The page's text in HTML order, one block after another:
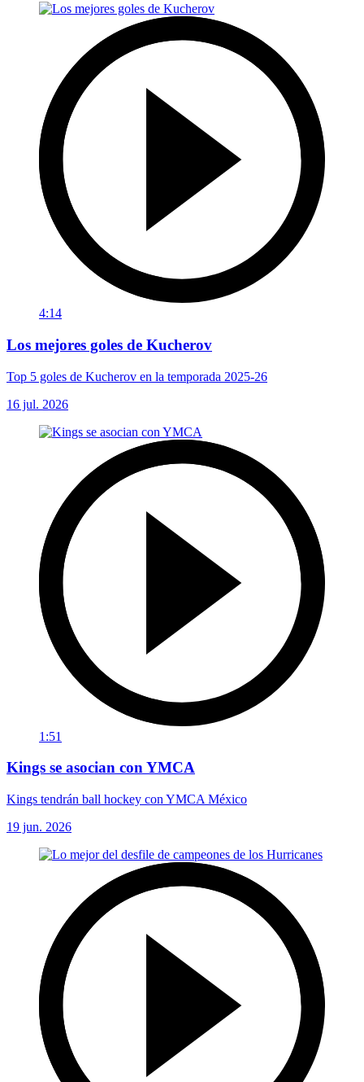
4:14
Los mejores goles de Kucherov
Top 5 goles de Kucherov en la temporada 2025-26
16 jul. 2026
1:51
Kings se asocian con YMCA
Kings tendrán ball hockey con YMCA México
19 jun. 2026